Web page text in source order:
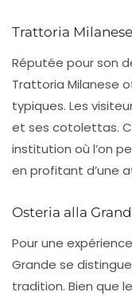
Trattoria Milanese
Réputée pour son
Trattoria Milanese
typiques. Les
et ses cotolettas.
institution où l’on
en profitant d’une
Osteria alla
Pour une
Grande se
tradition. Bien que